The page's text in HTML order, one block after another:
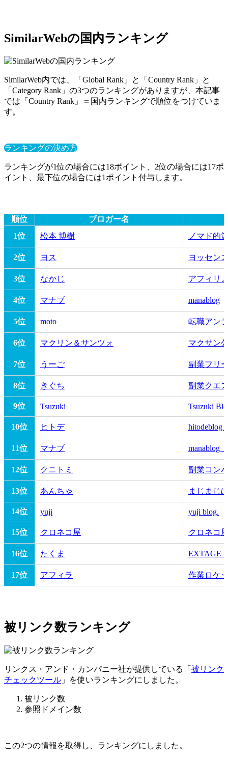
SimilarWebの国内ランキング
SimilarWeb内では、「Global Rank」と「Country Rank」と
「Category Rank」の3つのランキングがありますが、本記事
では「Country Rank」＝国内ランキングで順位をつけていま
す。
ランキングの決め方
ランキングが1位の場合には18ポイント、2位の場合には17ポ
イント、最下位の場合には1ポイント付与します。
順位
ブロガー名
1位
松本 博樹 ノマド的
2位 ヨス ヨッセン
3位 なかじ アフィリ
4位 マナブ manablog
5位 moto 転職アン
6位 マクリン＆サンツォ マクサン
7位 うーご 副業フリ
8位 きぐち 副業クエ
9位 Tsuzuki Tsuzuki
10位 ヒトデ hitodeblog
11位 マナブ manablog
12位 クニトミ 副業コン
13位 あんちゃ まじまじ
14位 yuji yuji blog.
15位 クロネコ屋 クロネコ
16位 たくま EXTAGE
17位 アフィラ 作業ロケ
被リンク数ランキング
リンクス・アンド・カンパニー社が提供している「 被リンク
チェックツール 」を使いランキングにしました。
被リンク数
参照ドメイン数
この2つの情報を取得し、ランキングにしました。